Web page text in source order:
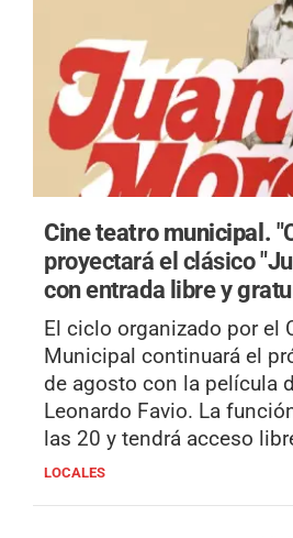
Cine teatro municipal.
proyectará el clásico
con entrada libre y
El ciclo organizado por el
Municipal continuará el
de agosto con la película
Leonardo Favio. La
las 20 y tendrá acceso
LOCALES